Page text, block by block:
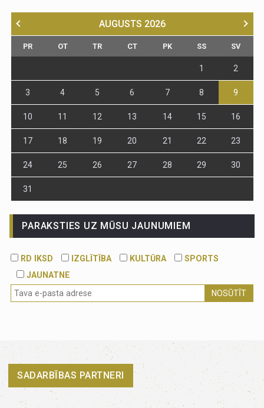
AUGUSTS 2026
PR OT TR CT PK SS SV
1 2
3 4 5 6 7 8 9
10 11 12 13 14 15 16
17 18 19 20 21 22 23
24 25 26 27 28 29 30
31
PARAKSTIES UZ MŪSU JAUNUMIEM
RD IKSD IZGLĪTĪBA KULTŪRA
SPORTS
JAUNATNE
NOSŪTĪT
SADARBĪBAS PARTNERI